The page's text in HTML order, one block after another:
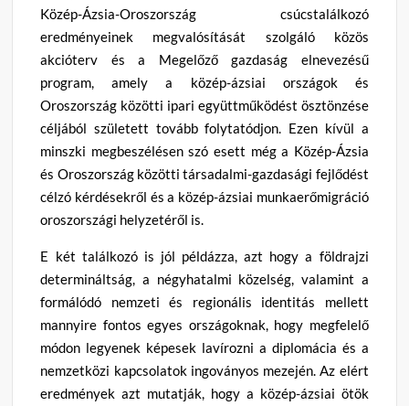
Közép-Ázsia-Oroszország csúcstalálkozó
eredményeinek megvalósítását szolgáló közös
akcióterv és a Megelőző gazdaság elnevezésű
program, amely a közép-ázsiai országok és
Oroszország közötti ipari együttműködést ösztönzése
céljából született tovább folytatódjon. Ezen kívül a
minszki megbeszélésen szó esett még a Közép-Ázsia
és Oroszország közötti társadalmi-gazdasági fejlődést
célzó kérdésekről és a közép-ázsiai munkaerőmigráció
oroszországi helyzetéről is.
E két találkozó is jól példázza, azt hogy a földrajzi
determináltság, a négyhatalmi közelség, valamint a
formálódó nemzeti és regionális identitás mellett
mannyire fontos egyes országoknak, hogy megfelelő
módon legyenek képesek lavírozni a diplomácia és a
nemzetközi kapcsolatok ingoványos mezején. Az elért
eredmények azt mutatják, hogy a közép-ázsiai ötök